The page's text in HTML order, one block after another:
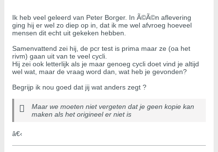
Ik heb veel geleerd van Peter Borger. In Ã©Ã©n aflevering
ging hij er wel zo diep op in, dat ik me wel afvroeg hoeveel
mensen dit echt uit gekeken hebben.
Samenvattend zei hij, de pcr test is prima maar ze (oa het
rivm) gaan uit van te veel cycli.
Hij zei ook letterlijk als je maar genoeg cycli doet vind je altijd
wel wat, maar de vraag word dan, wat heb je gevonden?
Begrijp ik nou goed dat jij wat anders zegt ?
Maar we moeten niet vergeten dat je geen kopie kan
maken als het origineel er niet is
â€‹